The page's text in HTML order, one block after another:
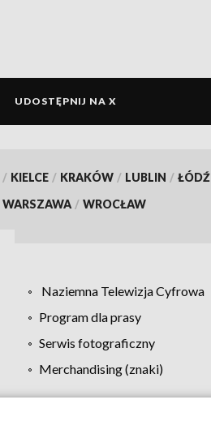
UDOSTĘPNIJ NA X
/ KIELCE / KRAKÓW / LUBLIN / ŁÓDŹ
WARSZAWA / WROCŁAW
Naziemna Telewizja Cyfrowa
Program dla prasy
Serwis fotograficzny
Merchandising (znaki)